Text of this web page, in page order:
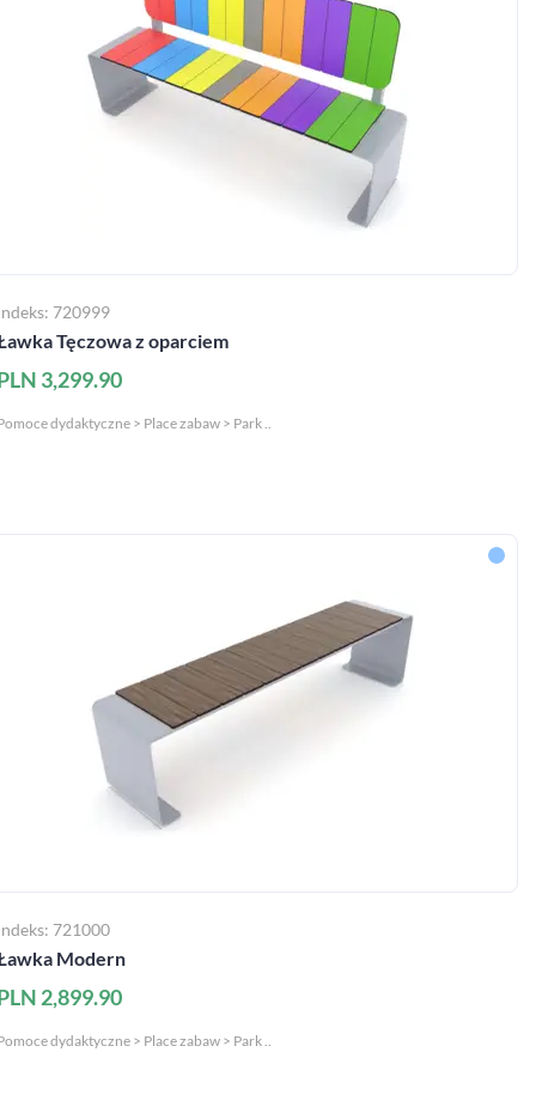
720999
Tęczowa z oparciem
3,299.90
dydaktyczne > Place zabaw > Park ..
721000
Modern
2,899.90
dydaktyczne > Place zabaw > Park ..